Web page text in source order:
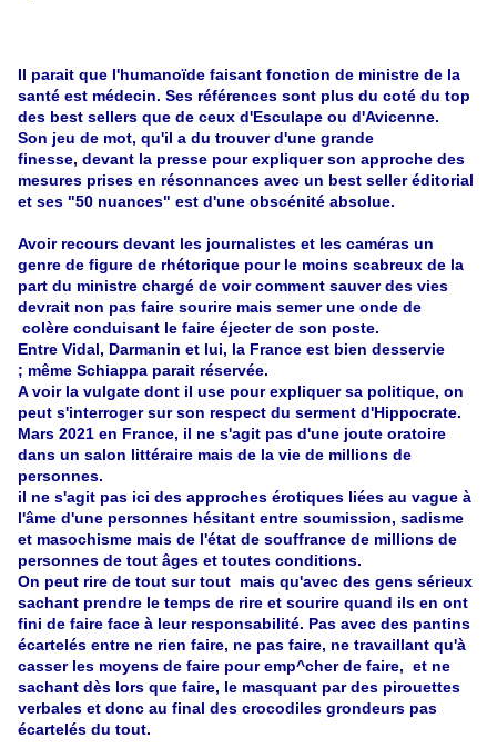
Il parait que l'humanoïde faisant fonction de ministre de la
santé est médecin. Ses références sont plus du coté du top
des best sellers que de ceux d'Esculape ou d'Avicenne.
Son jeu de mot, qu'il a du trouver d'une grande
finesse, devant la presse pour expliquer son approche des
mesures prises en résonnances avec un best seller éditorial
et ses "50 nuances" est d'une obscénité absolue.
Avoir recours devant les journalistes et les caméras un
genre de figure de rhétorique pour le moins scabreux de la
part du ministre chargé de voir comment sauver des vies
devrait non pas faire sourire mais semer une onde de
colère conduisant le faire éjecter de son poste.
Entre Vidal, Darmanin et lui, la France est bien desservie
; même Schiappa parait réservée.
A voir la vulgate dont il use pour expliquer sa politique, on
peut s'interroger sur son respect du serment d'Hippocrate.
Mars 2021 en France, il ne s'agit pas d'une joute oratoire
dans un salon littéraire mais de la vie de millions de
personnes.
il ne s'agit pas ici des approches érotiques liées au vague à
l'âme d'une personnes hésitant entre soumission, sadisme
et masochisme mais de l'état de souffrance de millions de
personnes de tout âges et toutes conditions.
On peut rire de tout sur tout mais qu'avec des gens sérieux
sachant prendre le temps de rire et sourire quand ils en ont
fini de faire face à leur responsabilité. Pas avec des pantins
écartelés entre ne rien faire, ne pas faire, ne travaillant qu'à
casser les moyens de faire pour emp^cher de faire, et ne
sachant dès lors que faire, le masquant par des pirouettes
verbales et donc au final des crocodiles grondeurs pas
écartelés du tout.